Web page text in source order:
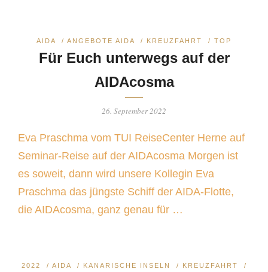
AIDA / ANGEBOTE AIDA / KREUZFAHRT / TOP
Für Euch unterwegs auf der
AIDAcosma
26. September 2022
Eva Praschma vom TUI ReiseCenter Herne auf
Seminar-Reise auf der AIDAcosma Morgen ist
es soweit, dann wird unsere Kollegin Eva
Praschma das jüngste Schiff der AIDA-Flotte,
die AIDAcosma, ganz genau für …
2022 / AIDA / KANARISCHE INSELN / KREUZFAHRT
/